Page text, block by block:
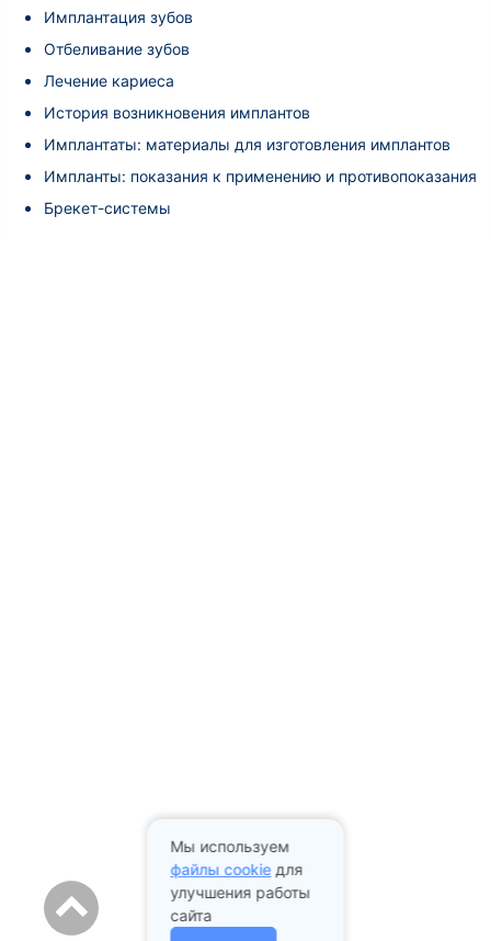
Имплантация зубов
Отбеливание зубов
Лечение кариеса
История возникновения имплантов
Имплантаты: материалы для изготовления имплантов
Импланты: показания к применению и противопоказания
Брекет-системы
Мы используем
файлы cookieдля
улучшения работы
сайта